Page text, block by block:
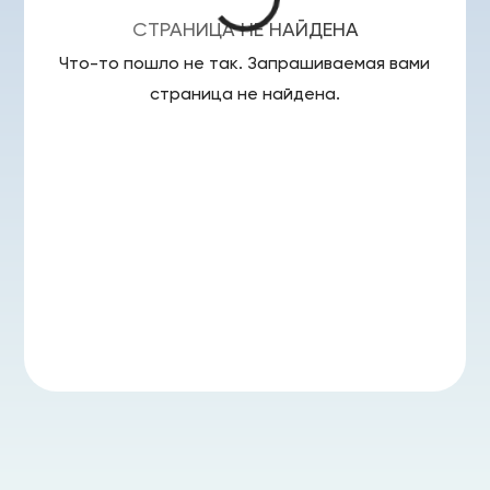
СТРАНИЦА НЕ НАЙДЕНА
Что-то пошло не так. Запрашиваемая вами
страница не найдена.